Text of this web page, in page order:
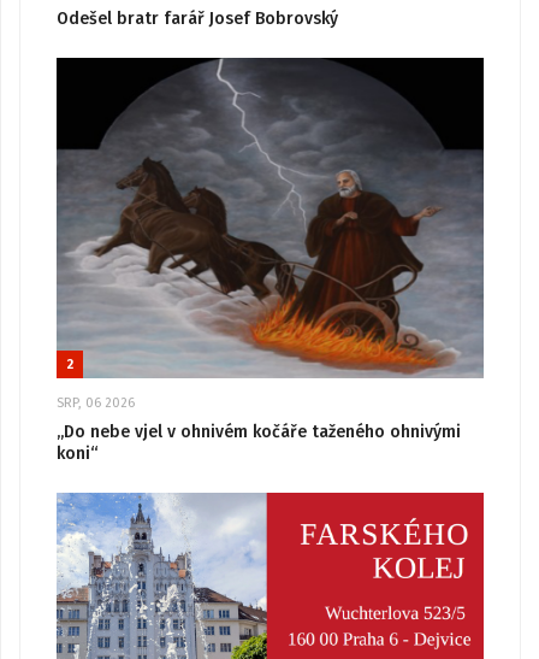
Odešel bratr farář Josef Bobrovský
2
SRP, 06 2026
„Do nebe vjel v ohnivém kočáře taženého ohnivými
koni“